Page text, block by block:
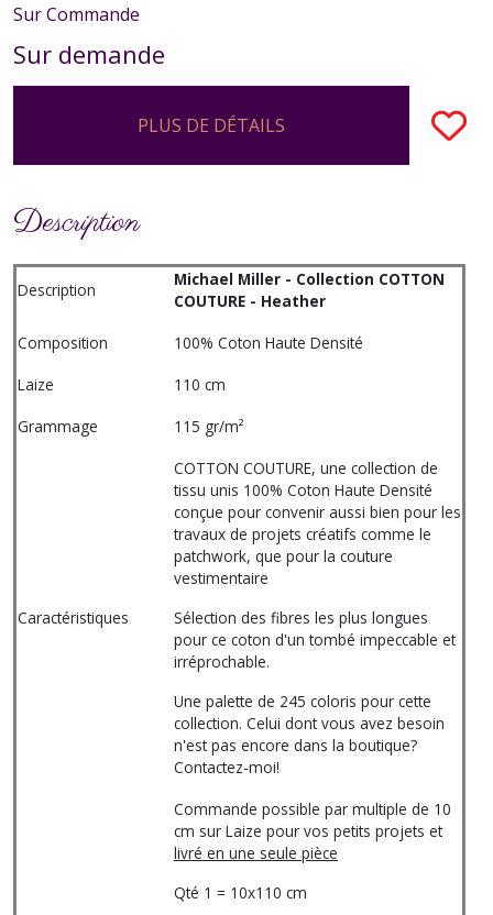
Sur Commande
Sur demande
PLUS DE DÉTAILS
Description
Description
Michael Miller - Collection COTTON
COUTURE - Heather
Composition
100% Coton Haute Densité
Laize
110 cm
Grammage
115 gr/m²
Caractéristiques
COTTON COUTURE, une collection de
tissu unis 100% Coton Haute Densité
conçue pour convenir aussi bien pour les
travaux de projets créatifs comme le
patchwork, que pour la couture
vestimentaire
Sélection des fibres les plus longues
pour ce coton d'un tombé impeccable et
irréprochable.
Une palette de 245 coloris pour cette
collection. Celui dont vous avez besoin
n'est pas encore dans la boutique?
Contactez-moi!
Commande possible par multiple de 10
cm sur Laize pour vos petits projets et
livré en une seule pièce
Qté 1 = 10x110 cm